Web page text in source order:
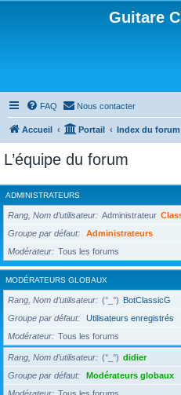
Guitare
FAQ Nous contacter
Accueil Portail Index du forum
L’équipe du forum
ADMINISTRATEURS
Rang, Nom d’utilisateur Administrateur
Groupe par défaut
Administrateurs
Modérateur
Tous les forums
MODÉRATEURS GLOBAUX
Rang, Nom d’utilisateur (°_°) BotClassicG
Groupe par défaut
Utilisateurs enregistrés
Modérateur
Tous les forums
Rang, Nom d’utilisateur (°_°) didier
Groupe par défaut
Modérateurs globaux